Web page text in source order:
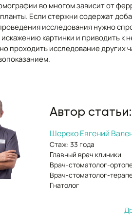
во многом зависит от
Если стержни содержат
исследования нужно
картинки и приводить
проходить исследование других
Автор статьи:
Шереко Евгений
Стаж: 33 года
Главный врач клиники
Врач-стоматолог-
Врач-стоматолог-
Гнатолог